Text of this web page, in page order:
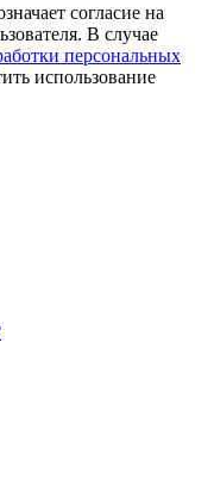
согласие на
В случае
персональных
использование